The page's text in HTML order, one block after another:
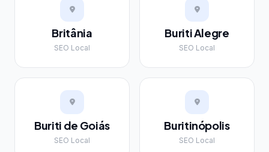
Britânia
SEO Local
Buriti Alegre
SEO Local
Buriti de Goiás
SEO Local
Buritinópolis
SEO Local